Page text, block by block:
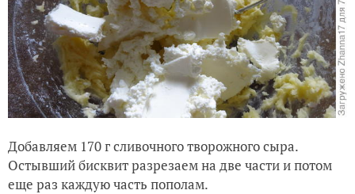
Добавляем 170 г сливочного творожного сыра.
Остывший бисквит разрезаем на две части и потом
еще раз каждую часть пополам.